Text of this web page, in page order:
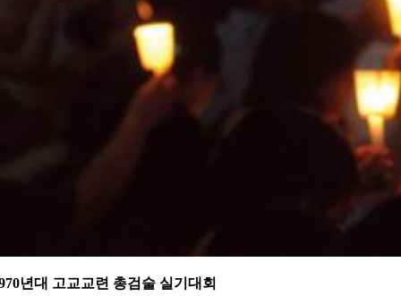
년대 고교교련 총검술 실기대회